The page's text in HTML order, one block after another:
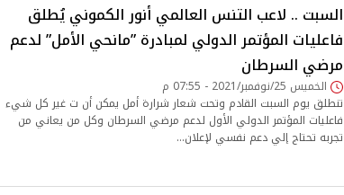
السبت .. لاعب التنس العالمي أنور الكموني يُطلق
فاعليات المؤتمر الدولي لمبادرة ”مانحي الأمل” لدعم
مرضي السرطان
الخميس 25/نوفمبر/2021 - 07:55 م
تنطلق يوم السبت القادم وتحت شعار شرارة أمل يمكن أن ت غير كل شيء
فاعليات المؤتمر الدولي الأول لدعم مرضي السرطان وكل من يعاني من
تجربه تحتاج إلي دعم نفسي لإعلان…